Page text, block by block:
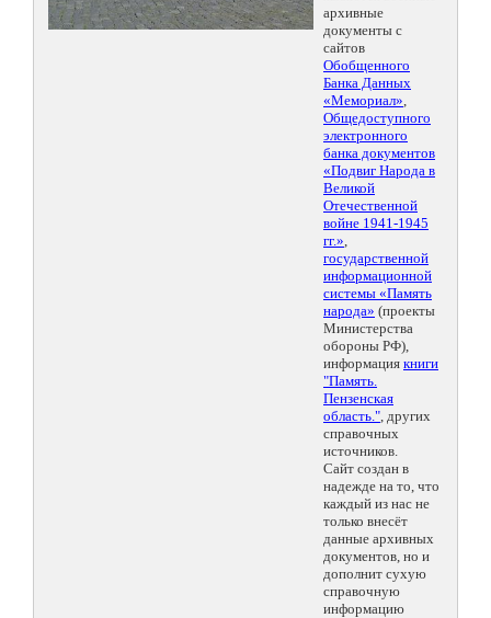
архивные
документы с
сайтов
Обобщенного
Банка Данных
«Мемориал»,
Общедоступного
электронного
банка документов
«Подвиг Народа в
Великой
Отечественной
войне 1941-1945
гг.»,
государственной
информационной
системы «Память
народа» (проекты
Министерства
обороны РФ),
информация книги
"Память.
Пензенская
область.", других
справочных
источников.
Сайт создан в
надежде на то, что
каждый из нас не
только внесёт
данные архивных
документов, но и
дополнит сухую
справочную
информацию